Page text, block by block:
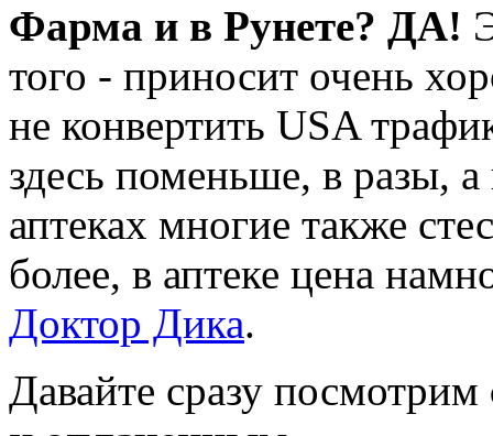
Фарма и в Рунете? ДА!
того - приносит очень
не конвертить USA
здесь поменьше, в разы, а
аптеках многие также
более, в аптеке цена
Доктор Дика.
Давайте сразу посмотрим